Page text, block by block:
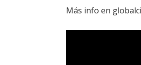
Más info en